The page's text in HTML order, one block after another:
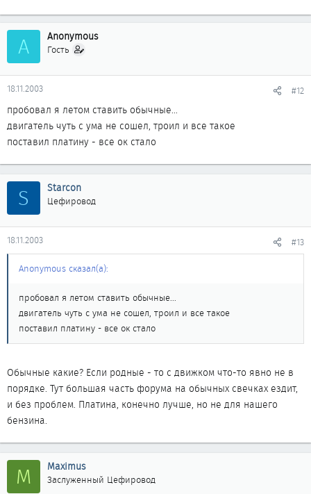
A Anonymous
Гость
18.11.2003 #12
пробовал я летом ставить обычные...
двигатель чуть с ума не сошел, троил и все такое
поставил платину - все ок стало
S Starcon
Цефировод
18.11.2003 #13
Anonymous сказал(а):
пробовал я летом ставить обычные...
двигатель чуть с ума не сошел, троил и все такое
поставил платину - все ок стало
Обычные какие? Если родные - то с движком что-то явно не в
порядке. Тут большая часть форума на обычных свечках ездит,
и без проблем. Платина, конечно лучше, но не для нашего
бензина.
M Maximus
Заслуженный Цефировод